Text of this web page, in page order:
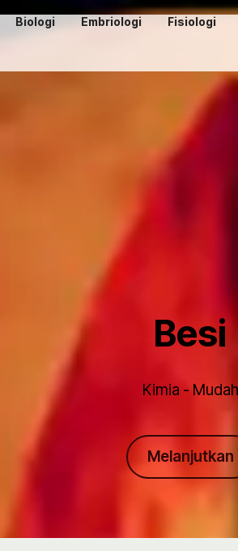
Biologi Embriologi Fisiologi
Besi
Kimia - Mudah
Melanjutkan